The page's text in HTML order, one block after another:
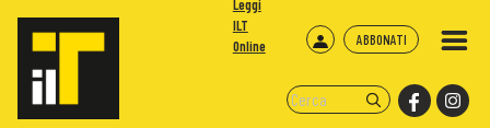
ABBONATI
Leggi
ILT
Online